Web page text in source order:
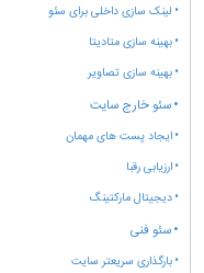
لینک سازی داخلی برای سئو
بهینه سازی متادیتا
بهینه سازی تصاویر
سئو خارج سایت
ایجاد پست های مهمان
ارزیابی رقبا
دیجیتال مارکتینگ
سئو فنی
بارگذاری سریعتر سایت